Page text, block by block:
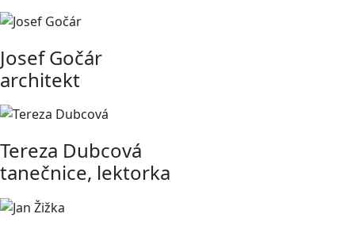
Josef Gočár
architekt
Tereza Dubcová
tanečnice, lektorka